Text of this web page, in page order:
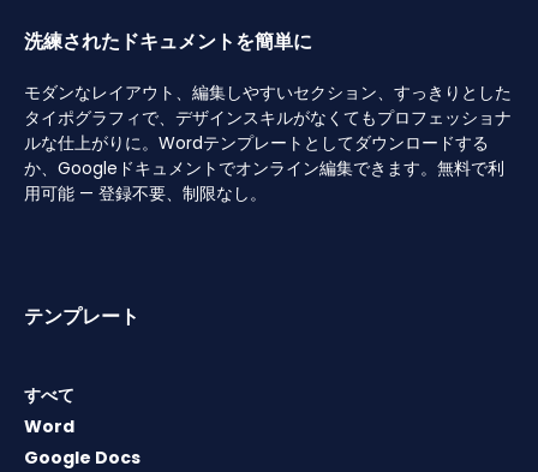
洗練されたドキュメントを簡単に
モダンなレイアウト、編集しやすいセクション、すっきりとした
タイポグラフィで、デザインスキルがなくてもプロフェッショナ
ルな仕上がりに。Wordテンプレートとしてダウンロードする
か、Googleドキュメントでオンライン編集できます。無料で利
用可能 — 登録不要、制限なし。
テンプレート
すべて
Word
Google Docs